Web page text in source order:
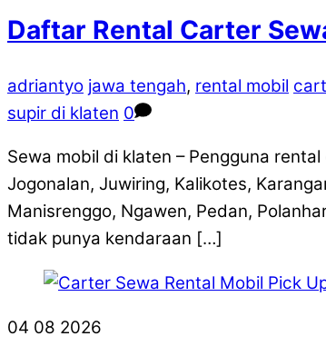
Daftar Rental Carter
adriantyo jawa tengah, rental mobil
supir di klaten 0
Sewa mobil di klaten – Pengguna
Jogonalan, Juwiring, Kalikotes,
Manisrenggo, Ngawen, Pedan,
tidak punya kendaraan […]
04 08 2026